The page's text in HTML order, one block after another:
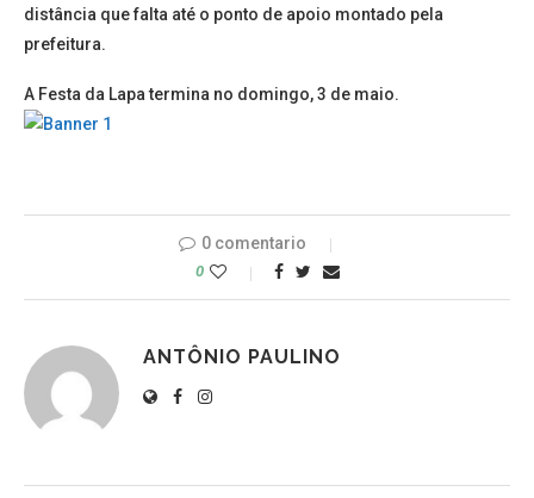
distância que falta até o ponto de apoio montado pela
prefeitura.
A Festa da Lapa termina no domingo, 3 de maio.
0 comentario
0
ANTÔNIO PAULINO